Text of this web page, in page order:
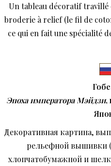
Un tableau décoratif travillé
broderie à relief (le fil de
ce qui en fait une spécialité
Эпоха императора Мэйдзи,
Декоративная картина,
рельефной вышивки
хлопчатобумажной и